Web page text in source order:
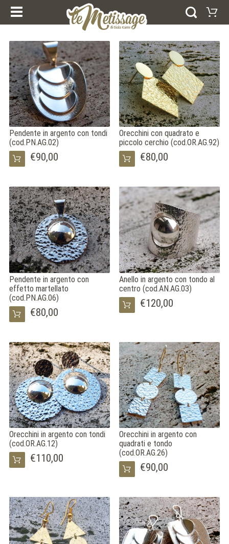
I NOSTRI CORSI
PRODOTTI
BUONI REGALO
ANELLI
BRACCIALI
ORECCHINI
PENDENTI
COLLEZIONI
AFRICA
FEDI NUZIALI
ARGENTO
ORO
HOME
CHI SIAMO
NEWS
NOTE LEGALI
COOKIE POLICY
SELEZIONA LA LINGUA
ENG
FRA
Carrello
Il vostro carrello è vuoto
Visitate il negozio
Pendente in argento con tondi
(cod.PN.AG.02)
€90,00
Orecchini con quadrato e
piccolo cerchio (cod.OR.AG.92)
€80,00
Pendente in argento con
effetto martellato
(cod.PN.AG.06)
€80,00
Anello in argento con tondo al
centro (cod.AN.AG.03)
€120,00
Orecchini in argento con tondi
(cod.OR.AG.12)
€110,00
Orecchini in argento con
quadrati e tondo
(cod.OR.AG.26)
€90,00